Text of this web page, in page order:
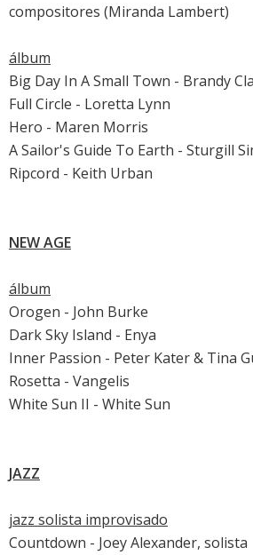
compositores (Miranda Lambert)
álbum
Big Day In A Small Town - Brandy
Full Circle - Loretta Lynn
Hero - Maren Morris
A Sailor's Guide To Earth - Sturgill
Ripcord - Keith Urban
NEW AGE
álbum
Orogen - John Burke
Dark Sky Island - Enya
Inner Passion - Peter Kater & Tina
Rosetta - Vangelis
White Sun II - White Sun
JAZZ
jazz solista improvisado
Countdown - Joey Alexander, solista